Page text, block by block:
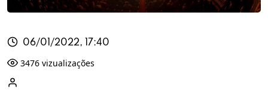
06/01/2022, 17:40
3476 vizualizações